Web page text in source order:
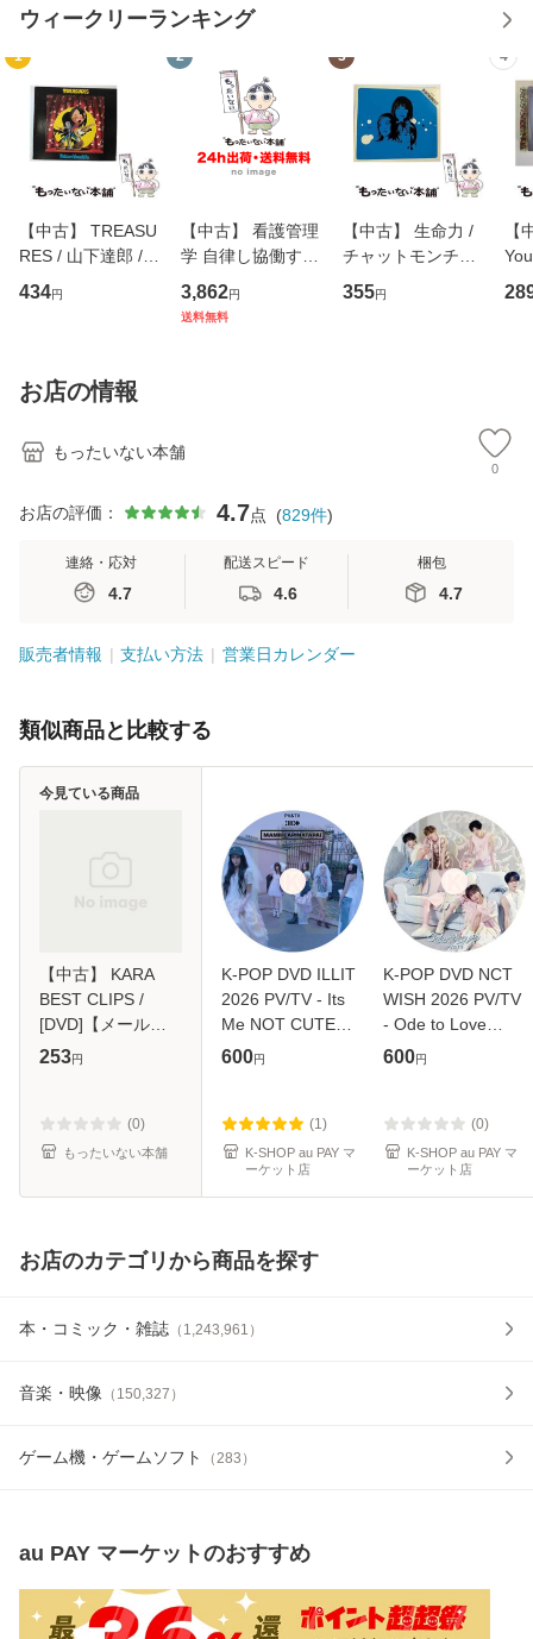
ウィークリーランキング
1
【中古】 TREASU
RES / 山下達郎 /
イーストウエス
ト・ジャパン [CD]
434円
2
【中古】 看護管理
学 自律し協働する
専門職の看護マネ
ジメントスキル 改
3,862円
送料無料
3
【中古】 生命力 /
チャットモンチー /
キューンレコード
[CD]【メール便送
355円
4
【
のが
お店の情報
もったいない本舗
0
お店の評価： 4.7点 (829件)
連絡・応対
4.7
配送スピード
4.6
梱包
4.7
販売者情報 支払い方法 営業日カレンダー
類似商品と比較する
【中古】 KARA
BEST CLIPS /
[DVD]【メール便
送料無料】
253円
(0)
もったいない本舗
今見ている商品
K-POP DVD ILLIT
2026 PV/TV - Its
Me NOT CUTE
ANYMORE
Chocolate Cherish
Tick-Tack Cherish
Magnetic -
600円
(1)
K-SHOP au PAY マ
ーケット店
K-POP DVD NCT
WISH 2026 PV/TV
- Ode to Love
COLOR poppop
Sail Away - NCT
WISH エヌシーテ
ィー ウィッ
600円
(0)
K-SHOP au PAY マ
ーケット店
お店のカテゴリから商品を探す
本・コミック・雑誌 （ 1,243,961 ）
音楽・映像 （ 150,327 ）
ゲーム機・ゲームソフト （283 ）
au PAY マーケットのおすすめ